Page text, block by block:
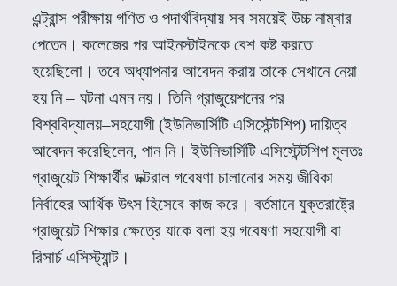
এন্ট্রান্স পরীক্ষায় গণিত ও পদার্থবিদ্যায় সব সময়েই উচ্চ নাম্বার
পেতেন। কলেজের পর আইনস্টাইনকে বেশ কষ্ট করতে
হয়েছিলো। তবে অধ্যাপনার আবেদন করায় তাকে সেখানে নেয়া
হয় নি – ঘটনা এমন নয়। তিনি গ্রাজুয়েশনের পর
বিশ্ববিদ্যালয়–সহযোগী(ইউনিভার্সিটি এসিস্টেন্টশিপ)দায়িত্ব
আবেদন করেছিলেন, পান নি। ইউনিভার্সিটি এসিস্টেন্টশিপ মূলতঃ
গ্রাজুয়েট শিক্ষার্থীর ডক্টরাল গবেষণা চালানোর সময় জীবিকা
নির্বাহের আর্থিক উৎস হিসেবে কাজ করে। বর্তমানে যুক্তরাষ্ট্রে
গ্রাজুয়েট শিক্ষার ক্ষেত্রে যাকে বলা হয় গবেষণা সহযোগী বা
রিসার্চ এসিস্ট্যান্ট।